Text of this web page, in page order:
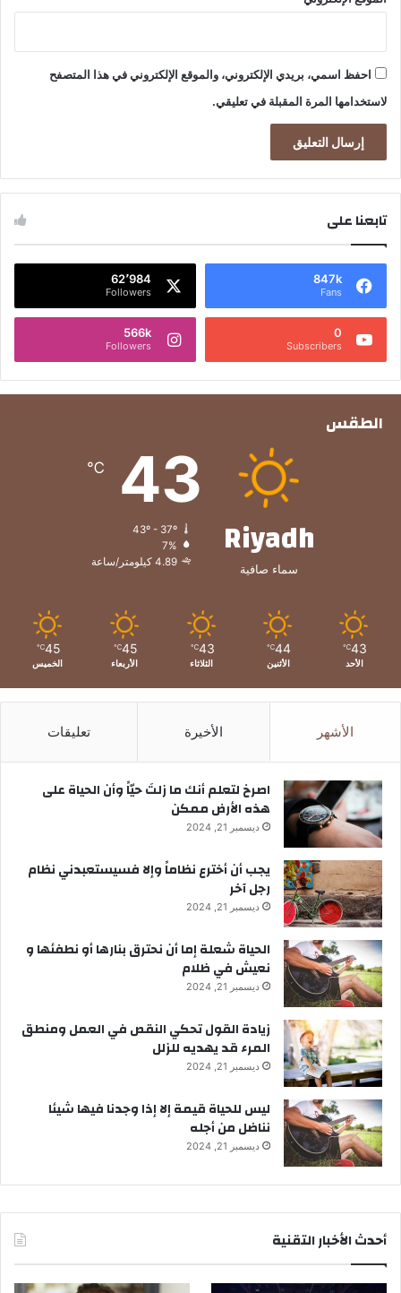
احفظ اسمي، بريدي الإلكتروني، والموقع الإلكتروني في هذا المتصفح
لاستخدامها المرة المقبلة في تعليقي.
تابعنا على
847k
Fans
62٬984
Followers
0
Subscribers
566k
Followers
الطقس
Riyadh
سماء صافية
43
℃
43º - 37º
7%
4.89 كيلومتر/ساعة
43
℃
الأحد
44
℃
الأثنين
43
℃
الثلاثاء
45
℃
الأربعاء
45
℃
الخميس
الأشهر الأخيرة تعليقات
‫اصرخ لتعلم أنك ما زلتَ حيّاً وأن الحياة على
هذه الأرض ممكن
ديسمبر 21, 2024
يجب أن أخترع نظاماً وإلا فسيستعبدني نظام
رجل آخر
ديسمبر 21, 2024
الحياة شعلة إما أن نحترق بنارها أو نطفئها و
نعيش في ظلام
ديسمبر 21, 2024
زيادة القول تحكي النقص في العمل ومنطق
المرء قد يهديه للزلل
ديسمبر 21, 2024
ليس للحياة قيمة إلا إذا وجدنا فيها شيئا
نناضل من أجله
ديسمبر 21, 2024
أحدث الأخبار التقنية